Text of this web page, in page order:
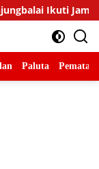
XII di Cibubur
Paluta